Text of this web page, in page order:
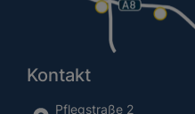
Kontakt
Pflegstraße 2